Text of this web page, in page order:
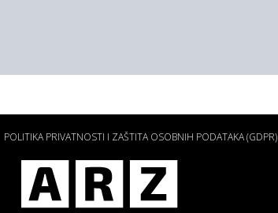
POLITIKA PRIVATNOSTI I ZAŠTITA OSOBNIH PODATAKA (GDPR)